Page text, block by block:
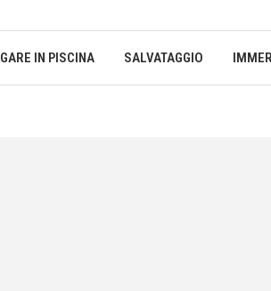
GARE IN PISCINA SALVATAGGIO